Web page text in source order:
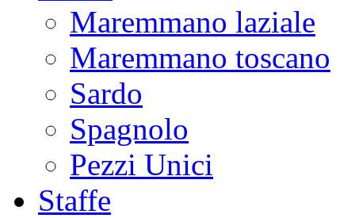
Maremmano laziale
Maremmano toscano
Sardo
Spagnolo
Pezzi Unici
Staffe